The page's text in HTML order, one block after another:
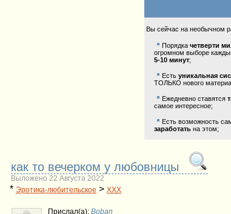
Вы сейчас на необычном
Порядка четверти
огромном выборе
5-10 минут;
Есть уникальная
ТОЛЬКО нового
Ежедневно ставятся
самое интересное;
Есть возможность
заработать на этом;
как то вечерком у любовницы
Выложено 22 Августа 2022
* Эротика-любительское > XXX
Прислал(a): Boban